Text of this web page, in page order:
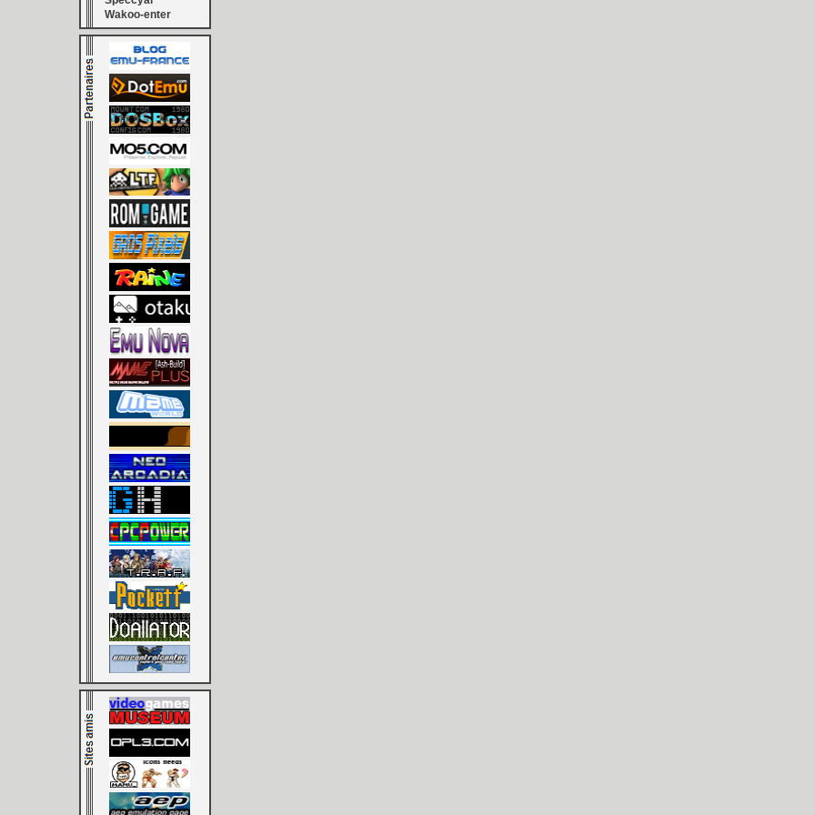
[GK] Résultats Nintendo :
[GK] Déjà des
[Mo5] Brickboy cherche à
[GK] Minecraft et ses «
[GK] Beast of
[GK] Ubisoft : fin de partie
[GK] Mémoire cash -
[GK] Dan Houser (GTA)
[GK] Comment EA Sports
[GK] Crimson Moon : un
[GK] Isle of Reveries : le
[GK] Moonlighter 2 : The
[GK] Capcom relance
[GK] Guillermo del Toro
Wakoo-enter